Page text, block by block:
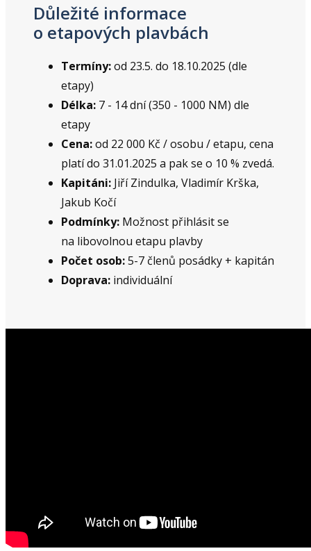
Důležité informace
o etapových plavbách
Termíny:od 23.5. do 18.10.2025 (dle
etapy)
Délka: 7 - 14 dní (350 - 1000 NM) dle
etapy
Cena:od 22 000 Kč / osobu / etapu, cena
platí do 31.01.2025 a pak se o 10 % zvedá.
Kapitáni: Jiří Zindulka, Vladimír Krška,
Jakub Kočí
Podmínky: Možnost přihlásit se
na libovolnou etapu plavby
Počet osob:5-7 členů posádky + kapitán
Doprava: individuální